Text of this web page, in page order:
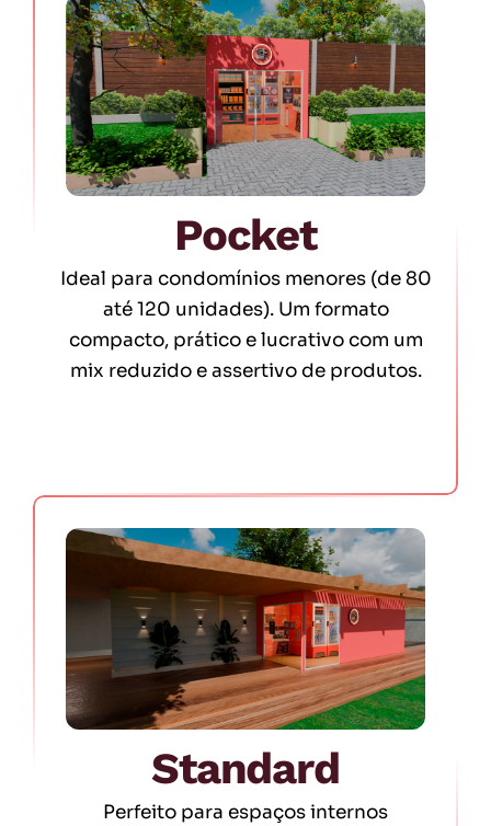
Pocket
Ideal para condomínios menores (de 80
até 120 unidades). Um formato
compacto, prático e lucrativo com um
mix reduzido e assertivo de produtos.
Standard
Perfeito para espaços internos